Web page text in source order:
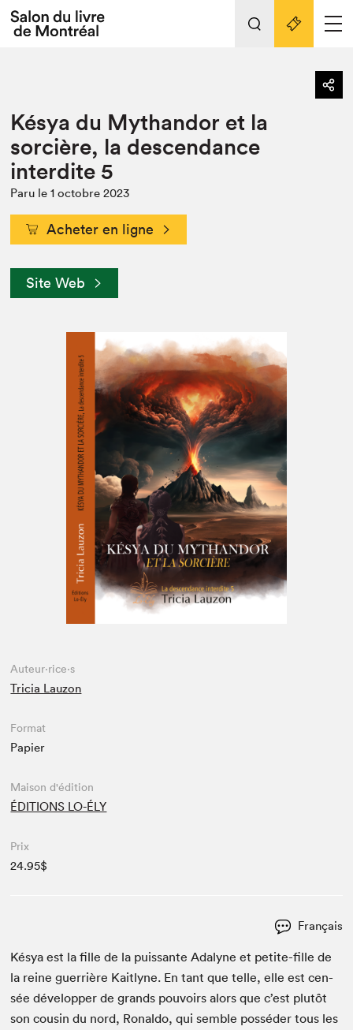
Espace exposant⋅e⋅s
Espace médias
Préparer sa visite au Salon
Actualités
SLM PRO
Nos activités
Préparer sa visite
Salon dans la ville et en ligne
Projets partenaires
Liens pratiques
Késya du Mythandor et la
sorcière, la descendance
interdite 5
Paru le 1 octobre 2023
Acheter en ligne
Site Web
Auteur·rice·s
Tricia Lauzon
Format
Papier
Maison d'édition
ÉDITIONS LO-ÉLY
Prix
24.95$
Français
Késya est la fille de la puis­sante Ada­lyne et petite-fille de
la reine guer­rière Kait­lyne. En tant que telle, elle est cen­
sée dévelop­per de grands pou­voirs alors que c’est plutôt
son cousin du nord, Ronal­do, qui sem­ble pos­séder tous les